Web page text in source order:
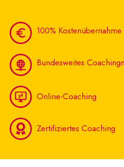
100% Kostenübernahme
Bundesweites
Online-Coaching
Zertifiziertes Coaching